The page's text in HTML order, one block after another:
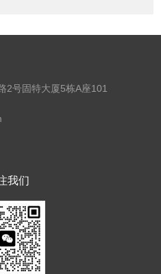
2号固特大厦5栋A座101
我们